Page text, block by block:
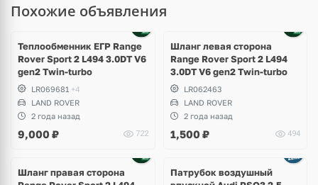
Похожие объявления
Теплообменник ЕГР Range
Rover Sport 2 L494 3.0DT V6
gen2 Twin-turbo
LR069681 +4
LAND ROVER
2 года назад
9,000 ₽ 722
Шланг левая сторона
Range Rover Sport 2 L494
3.0DT V6 gen2 Twin-turbo
LR062463
LAND ROVER
2 года назад
1,500 ₽ 494
Шланг правая сторона
Патрубок воздушный